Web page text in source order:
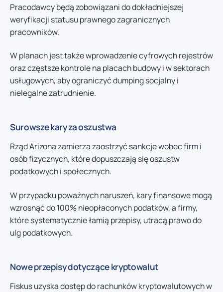
Pracodawcy będą zobowiązani do dokładniejszej
weryfikacji statusu prawnego zagranicznych
pracowników.
W planach jest także wprowadzenie cyfrowych rejestrów
oraz częstsze kontrole na placach budowy i w sektorach
usługowych, aby ograniczyć dumping socjalny i
nielegalne zatrudnienie.
Surowsze kary za oszustwa
Rząd Arizona zamierza zaostrzyć sankcje wobec firm i
osób fizycznych, które dopuszczają się oszustw
podatkowych i społecznych.
W przypadku poważnych naruszeń, kary finansowe mogą
wzrosnąć do 100% nieopłaconych podatków, a firmy,
które systematycznie łamią przepisy, utracą prawo do
ulg podatkowych.
Nowe przepisy dotyczące kryptowalut
Fiskus uzyska dostęp do rachunków kryptowalutowych w